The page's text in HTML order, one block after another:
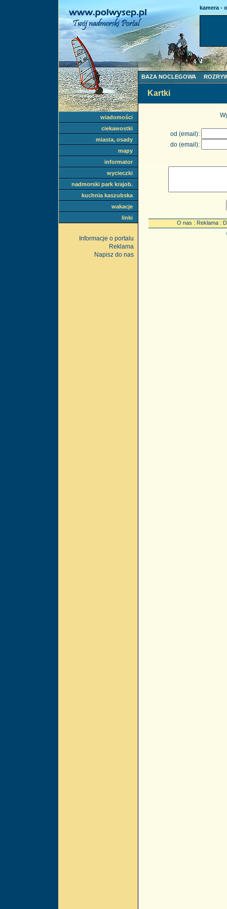
od (email):
do (email):
O nas : Reklama :
kamera -
BAZA NOCLEGOWA
wiadomości
ciekawostki
miasta, osady
mapy
informator
wycieczki
nadmorski park krajob.
kuchnia kaszubska
wakacje
linki
Informacje o portalu
Reklama
Napisz do nas
Kartki